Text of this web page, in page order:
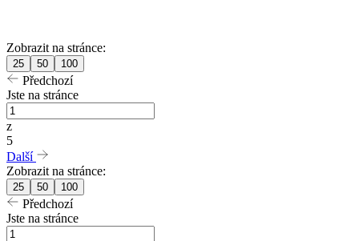
Zobrazit na stránce:
25 50 100
Předchozí
Jste na stránce
z
5
Další
Zobrazit na stránce:
25 50 100
Předchozí
Jste na stránce